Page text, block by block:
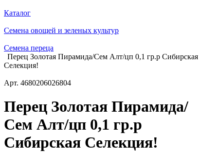
Каталог
Семена овощей и зеленых культур
Семена переца
Перец Золотая Пирамида/Сем Алт/цп 0,1 гр.р Сибирская
Селекция!
Арт. 4680206026804
Перец Золотая Пирамида/
Сем Алт/цп 0,1 гр.р
Сибирская Селекция!